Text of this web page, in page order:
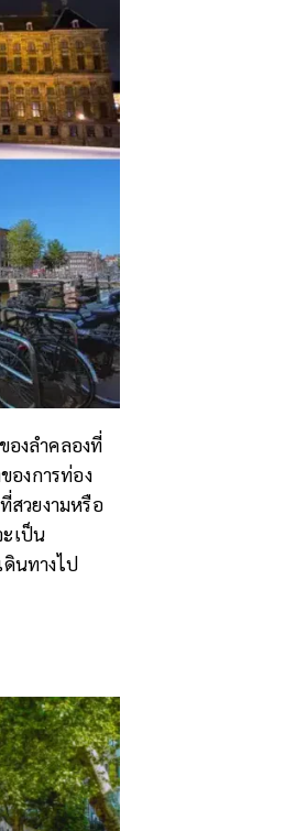
องลำคลองที่
องการท่อง
สวยงามหรือ
เป็น
นทางไป